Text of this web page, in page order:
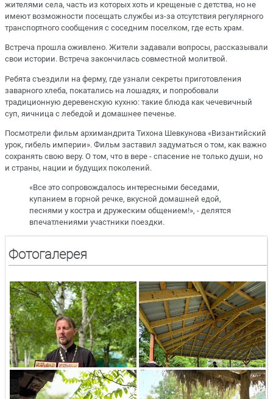
жителями села, часть из которых хоть и крещеные с детства, но не
имеют возможности посещать службы из-за отсутствия регулярного
транспортного сообщения с соседним поселком, где есть храм.
Встреча прошла оживлено. Жители задавали вопросы, рассказывали
свои истории. Встреча закончилась совместной молитвой.
Ребята съездили на ферму, где узнали секреты приготовления
заварного хлеба, покатались на лошадях, и попробовали
традиционную деревенскую кухню: такие блюда как чечевичный
суп, яичница с лебедой и домашнее печенье.
Посмотрели фильм архимандрита Тихона Шевкунова «Византийский
урок, гибель империи». Фильм заставил задуматься о том, как важно
сохранять свою веру. О том, что в вере - спасение не только души, но
и страны, нации и будущих поколений.
«Все это сопровождалось интересными беседами,
купанием в горной речке, вкусной домашней едой,
песнями у костра и дружеским общением!», - делятся
впечатлениями участники поездки.
Фотогалерея